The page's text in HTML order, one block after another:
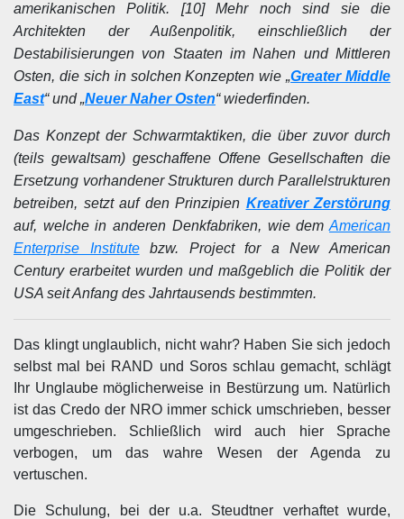
amerikanischen Politik. [10] Mehr noch sind sie die
Architekten der Außenpolitik, einschließlich der
Destabilisierungen von Staaten im Nahen und Mittleren
Osten, die sich in solchen Konzepten wie „Greater Middle
East“ und „Neuer Naher Osten“ wiederfinden.
Das Konzept der Schwarmtaktiken, die über zuvor durch
(teils gewaltsam) geschaffene Offene Gesellschaften die
Ersetzung vorhandener Strukturen durch Parallelstrukturen
betreiben, setzt auf den Prinzipien Kreativer Zerstörung
auf, welche in anderen Denkfabriken, wie dem American
Enterprise Institutebzw. Project for a New American
Century erarbeitet wurden und maßgeblich die Politik der
USA seit Anfang des Jahrtausends bestimmten.
Das klingt unglaublich, nicht wahr? Haben Sie sich jedoch
selbst mal bei RAND und Soros schlau gemacht, schlägt
Ihr Unglaube möglicherweise in Bestürzung um. Natürlich
ist das Credo der NRO immer schick umschrieben, besser
umgeschrieben. Schließlich wird auch hier Sprache
verbogen, um das wahre Wesen der Agenda zu
vertuschen.
Die Schulung, bei der u.a. Steudtner verhaftet wurde,